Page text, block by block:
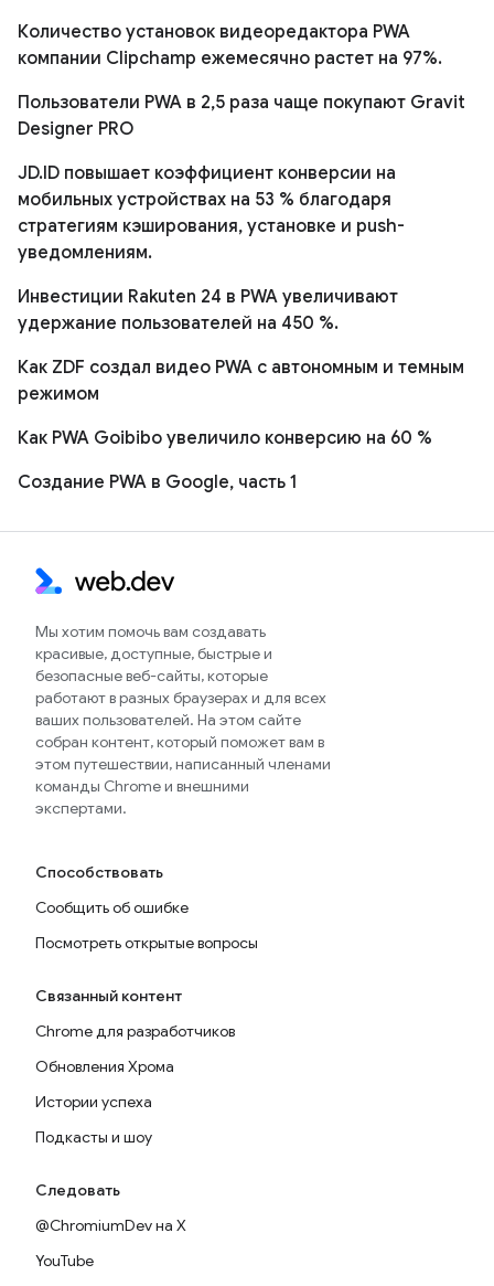
Количество установок видеоредактора PWA
компании Clipchamp ежемесячно растет на 97%.
Пользователи PWA в 2,5 раза чаще покупают Gravit
Designer PRO
JD.ID повышает коэффициент конверсии на
мобильных устройствах на 53 % благодаря
стратегиям кэширования, установке и push-
уведомлениям.
Инвестиции Rakuten 24 в PWA увеличивают
удержание пользователей на 450 %.
Как ZDF создал видео PWA с автономным и темным
режимом
Как PWA Goibibo увеличило конверсию на 60 %
Создание PWA в Google, часть 1
Мы хотим помочь вам создавать
красивые, доступные, быстрые и
безопасные веб-сайты, которые
работают в разных браузерах и для всех
ваших пользователей. На этом сайте
собран контент, который поможет вам в
этом путешествии, написанный членами
команды Chrome и внешними
экспертами.
Способствовать
Сообщить об ошибке
Посмотреть открытые вопросы
Связанный контент
Chrome для разработчиков
Обновления Хрома
Истории успеха
Подкасты и шоу
Следовать
@ChromiumDev на X
YouTube